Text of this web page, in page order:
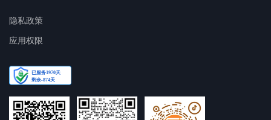
隐私政策
应用权限